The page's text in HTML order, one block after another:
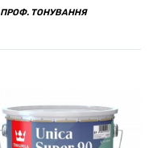
ПРОФ. ТОНУВАННЯ